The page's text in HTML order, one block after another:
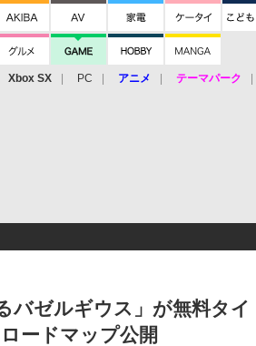
Xbox SX PC アニメ テーマパーク
バゼルギウス」が無料タイ
ードマップ公開